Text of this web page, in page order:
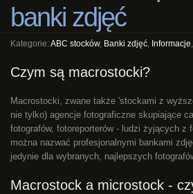
banki zdjęć
Kategorie:ABC stocków, Banki zdjęć Informacje
Czym są macrostocki?
Macrostocki, zwane także 'stockami z
nie tylko) agencje fotograficzne skupiające
fotografów, fotoreporterów - ludzi żyjących z
można nazwać profesjonalnymi bankami
jedynie dla wybranych, najlepszych
Macrostock a microstock -